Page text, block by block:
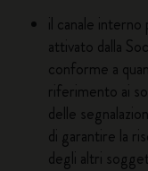
il canale
attivato dalla
conforme a
riferimento ai
delle
di garantire la
degli altri